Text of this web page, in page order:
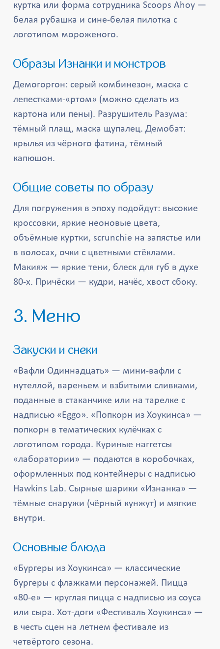
куртка или форма сотрудника Scoops Ahoy —
белая рубашка и сине-белая пилотка с
логотипом мороженого.
Образы Изнанки и монстров
Демогоргон: серый комбинезон, маска с
лепестками-«ртом» (можно сделать из
картона или пены). Разрушитель Разума:
тёмный плащ, маска щупалец. Демобат:
крылья из чёрного фатина, тёмный
капюшон.
Общие советы по образу
Для погружения в эпоху подойдут: высокие
кроссовки, яркие неоновые цвета,
объёмные куртки, scrunchie на запястье или
в волосах, очки с цветными стёклами.
Макияж — яркие тени, блеск для губ в духе
80-х. Причёски — кудри, начёс, хвост сбоку.
3. Меню
Закуски и снеки
«Вафли Одиннадцать» — мини-вафли с
нутеллой, вареньем и взбитыми сливками,
поданные в стаканчике или на тарелке с
надписью «Eggo». «Попкорн из Хоукинса» —
попкорн в тематических кулёчках с
логотипом города. Куриные наггетсы
«лаборатории» — подаются в коробочках,
оформленных под контейнеры с надписью
Hawkins Lab. Сырные шарики «Изнанка» —
тёмные снаружи (чёрный кунжут) и мягкие
внутри.
Основные блюда
«Бургеры из Хоукинса» — классические
бургеры с флажками персонажей. Пицца
«80-е» — круглая пицца с надписью из соуса
или сыра. Хот-доги «Фестиваль Хоукинса» —
в честь сцен на летнем фестивале из
четвёртого сезона.